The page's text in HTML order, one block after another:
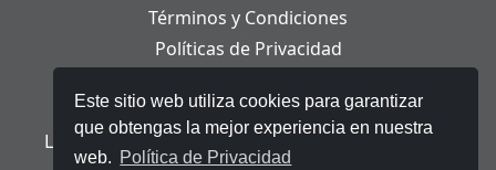
Este sitio web utiliza cookies para garantizar
que obtengas la mejor experiencia en nuestra
web. Política de Privacidad
Términos y Condiciones
Políticas de Privacidad
Aviso Legal
Ley Orgánica de Protección de Datos Personales